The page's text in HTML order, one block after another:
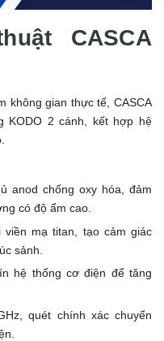
CASCA
không gian thực tế, CASCA
KODO 2 cánh, kết hợp hệ
anod chống oxy hóa, đảm
có độ ẩm cao.
mạ titan, tạo cảm giác
sảnh.
hệ thống cơ điện để tăng
quét chính xác chuyển